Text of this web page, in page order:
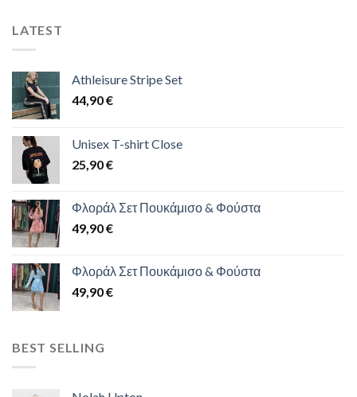
LATEST
Athleisure Stripe Set
44,90€
Unisex T-shirt Close
25,90€
Φλοράλ Σετ Πουκάμισο & Φούστα
49,90€
Φλοράλ Σετ Πουκάμισο & Φούστα
49,90€
BEST SELLING